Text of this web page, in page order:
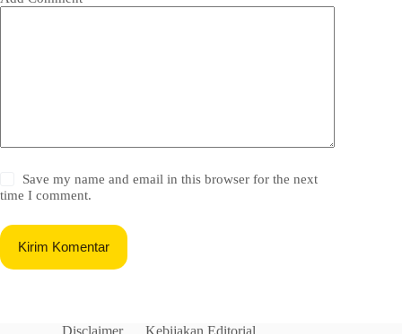
Save my name and email in this browser for the next
time I comment.
Kirim Komentar
Disclaimer Kebijakan Editorial